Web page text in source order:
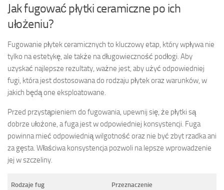
Jak fugować płytki ceramiczne po ich
ułożeniu?
Fugowanie płytek ceramicznych to kluczowy etap, który wpływa nie
tylko na estetykę, ale także na długowieczność podłogi. Aby
uzyskać najlepsze rezultaty, ważne jest, aby użyć odpowiedniej
fugi, która jest dostosowana do rodzaju płytek oraz warunków, w
jakich będą one eksploatowane.
Przed przystąpieniem do fugowania, upewnij się, że płytki są
dobrze ułożone, a fuga jest w odpowiedniej konsystencji. Fuga
powinna mieć odpowiednią wilgotność oraz nie być zbyt rzadka ani
za gęsta. Właściwa konsystencja pozwoli na lepsze wprowadzenie
jej w szczeliny.
Rodzaje fug Przeznaczenie